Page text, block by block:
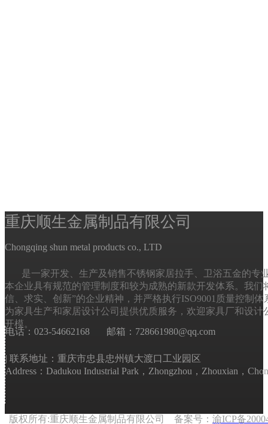
​​​​​​​重庆顺生金属制品有限公司
Chongqing shun metal products co., LTD
是一家开发、生产及销售不锈钢家居拉手、卫浴五金的专
本企业具有规范的管理制度和较为成熟的新款开发体系。我们
信、求实、创新”的企业精神，并严格执行ISO9001质量控制体
为家具生产和家居设计公司提供优质服务，欢迎家具厂和设计
开模。
电话：023-54662168 邮箱：728661980@qq.com
| 联系地址：重庆市忠县忠州镇大渡口工业园区
Address：Dadukou Industrial Park，Zhongzhou，Zhouxian，
版权所有:重庆顺生金属制品有限公司 备案号： 渝ICP备